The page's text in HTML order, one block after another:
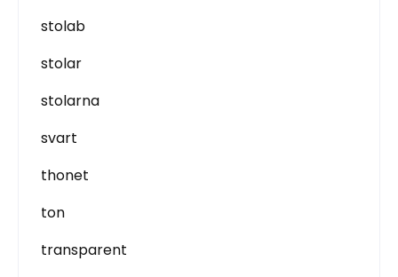
stolab
stolar
stolarna
svart
thonet
ton
transparent